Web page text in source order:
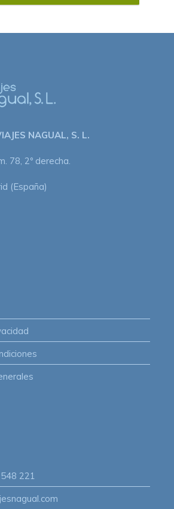
NAGUAL, S. L.
78, 2º derecha.
(España)
221